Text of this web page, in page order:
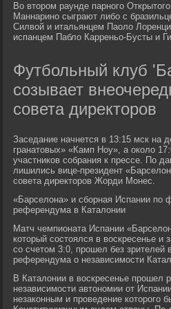
Во втором раунде парного
Маннарино сыграют либо с
Силвой и итальянцем Паоло
испанцем Пабло Карреньо-Бусты и
Футбольный клуб
созывает
совета директоров
Заседание начнется в 13:15 мск на
гранатовых» «Камп Ноу», а около
участников собрания к прессе. По
лишились вице-президент
совета директоров Жорди Монес.
«Барселона» и сборная Испании по
референдума в Каталонии
Матч чемпионата Испании
который состоялся в воскресенье и
со счетом 3:0, прошел без зрителей
референдума о независимости
В Каталонии в воскресенье прошел
независимости автономии от
незаконным и проведение которого